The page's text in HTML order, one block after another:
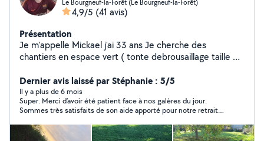
Le Bourgneuf-la-Forêt (Le Bourgneuf-la-Forêt)
4,9/5 (41 avis)
Présentation
Je m'appelle Mickael j'ai 33 ans Je cherche des
chantiers en espace vert ( tonte debrousaillage taille de
Dernier avis laissé par Stéphanie : 5/5
Il y a plus de 6 mois
Super. Merci d’avoir été patient face à nos galères du jour.
Sommes très satisfaits de son aide apporté pour notre retrait
plus que prévu suite à sa patience et gentillesse.